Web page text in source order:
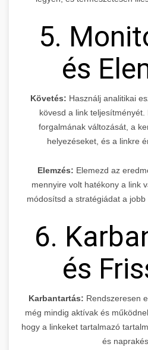
5.
és
Követés: Használj analitikai
kövesd a link
forgalmának változását, a
helyezéseket, és a linkre
Elemzés: Elemezd az
mennyire volt hatékony a link
módosítsd a stratégiádat a jobb
6.
és
Karbantartás: Rendszeresen
még mindig aktívak és
hogy a linkeket tartalmazó
és